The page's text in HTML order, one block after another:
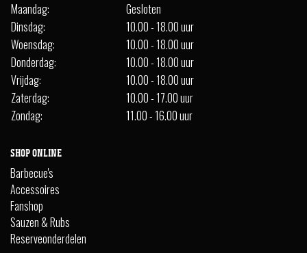
Maandag:
Gesloten
Dinsdag:
10.00 - 18.00 uur
Woensdag:
10.00 - 18.00 uur
Donderdag:
10.00 - 18.00 uur
Vrijdag:
10.00 - 18.00 uur
Zaterdag:
10.00 - 17.00 uur
Zondag:
11.00 - 16.00 uur
SHOP ONLINE
Barbecue's
Accessoires
Fanshop
Sauzen & Rubs
Reserveonderdelen